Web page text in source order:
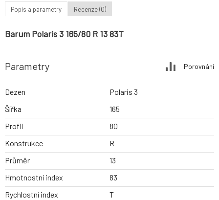
Popis a parametry Recenze (0)
Barum Polaris 3 165/80 R 13 83T
Parametry Porovnání
Dezen
Polaris 3
Šířka
165
Profil
80
Konstrukce
R
Průměr
13
Hmotnostní index
83
Rychlostní index
T